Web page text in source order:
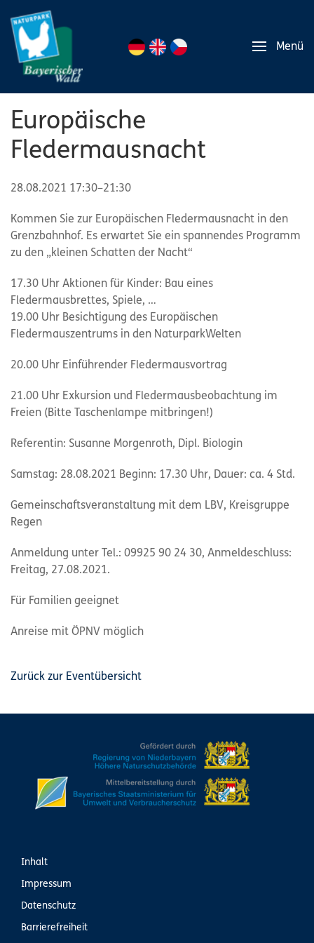
Menü
Europäische
Fledermausnacht
28.08.2021 17:30–21:30
Kommen Sie zur Europäischen Fledermausnacht in den
Grenzbahnhof. Es erwartet Sie ein spannendes Programm
zu den „kleinen Schatten der Nacht“
17.30 Uhr Aktionen für Kinder: Bau eines
Fledermausbrettes, Spiele, …
19.00 Uhr Besichtigung des Europäischen
Fledermauszentrums in den NaturparkWelten
20.00 Uhr Einführender Fledermausvortrag
21.00 Uhr Exkursion und Fledermausbeobachtung im
Freien (Bitte Taschenlampe mitbringen!)
Referentin: Susanne Morgenroth, Dipl. Biologin
Samstag: 28.08.2021 Beginn: 17.30 Uhr, Dauer: ca. 4 Std.
Gemeinschaftsveranstaltung mit dem LBV, Kreisgruppe
Regen
Anmeldung unter Tel.: 09925 90 24 30, Anmeldeschluss:
Freitag, 27.08.2021.
Für Familien geeignet
Anreise mit ÖPNV möglich
Zurück zur Eventübersicht
Inhalt
Impressum
Datenschutz
Barrierefreiheit